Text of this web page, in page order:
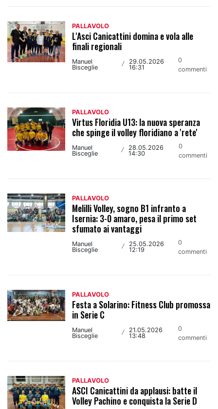
PALLAVOLO
L'Asci Canicattini domina e vola alle
finali regionali
Manuel
Bisceglie
/
29.05.2026
16:31
0
commenti
PALLAVOLO
Virtus Floridia U13: la nuova speranza
che spinge il volley floridiano a 'rete'
Manuel
Bisceglie
/
28.05.2026
14:30
0
commenti
PALLAVOLO
Melilli Volley, sogno B1 infranto a
Isernia: 3-0 amaro, pesa il primo set
sfumato ai vantaggi
Manuel
Bisceglie
/
25.05.2026
12:19
0
commenti
PALLAVOLO
Festa a Solarino: Fitness Club promossa
in Serie C
Manuel
Bisceglie
/
21.05.2026
13:48
0
commenti
PALLAVOLO
ASCI Canicattini da applausi: batte il
Volley Pachino e conquista la Serie D